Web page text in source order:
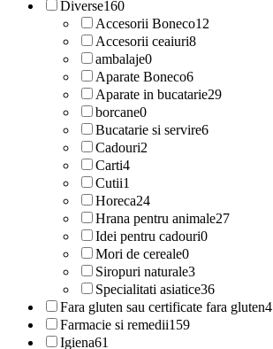
Diverse160
Accesorii Boneco12
Accesorii ceaiuri8
ambalaje0
Aparate Boneco6
Aparate in bucatarie29
borcane0
Bucatarie si servire6
Cadouri2
Carti4
Cutii1
Horeca24
Hrana pentru animale27
Idei pentru cadouri0
Mori de cereale0
Siropuri naturale3
Specialitati asiatice36
Fara gluten sau certificate fara gluten4
Farmacie si remedii159
Igiena61